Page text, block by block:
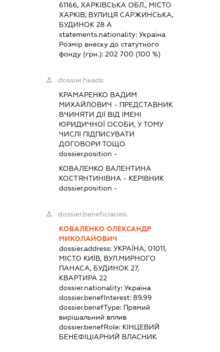
61166, ХАРКІВСЬКА ОБЛ., МІСТО
ХАРКІВ, ВУЛИЦЯ САРЖИНСЬКА,
БУДИНОК 28 А
statements.nationality:Україна
Розмір внеску до статутного
фонду (грн.):202 700 (100 %)
dossier.heads:
КРАМАРЕНКО ВАДИМ
МИХАЙЛОВИЧ - ПРЕДСТАВНИК
ВЧИНЯТИ ДІЇ ВІД ІМЕНІ
ЮРИДИЧНОЇ ОСОБИ, У ТОМУ
ЧИСЛІ ПІДПИСУВАТИ
ДОГОВОРИ ТОЩО
dossier.position -
КОВАЛЕНКО ВАЛЕНТИНА
КОСТЯНТИНІВНА - КЕРІВНИК
dossier.position -
dossier.beneficiaries:
КОВАЛЕНКО ОЛЕКСАНДР
МИКОЛАЙОВИЧ
dossier.address:УКРАЇНА, 01011,
МІСТО КИЇВ, ВУЛ.МИРНОГО
ПАНАСА, БУДИНОК 27,
КВАРТИРА 22
dossier.nationality:Україна
dossier.benefInterest:89.99
dossier.benefType: Прямий
вирішальний вплив
dossier.benefRole: КІНЦЕВИЙ
БЕНЕФІЦІАРНИЙ ВЛАСНИК